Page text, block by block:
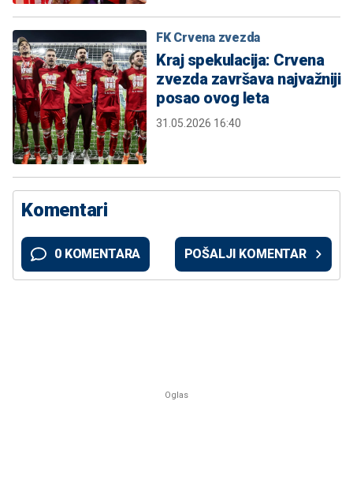
FK Crvena zvezda
Kraj spekulacija: Crvena
zvezda završava najvažniji
posao ovog leta
31.05.2026 16:40
Komentari
0 KOMENTARA POŠALJI KOMENTAR